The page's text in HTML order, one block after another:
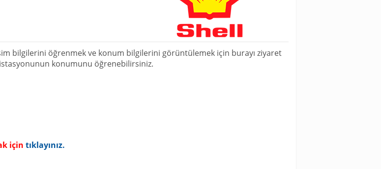
bilgilerini öğrenmek ve konum bilgilerini görüntülemek için burayı ziyaret
istasyonunun konumunu öğrenebilirsiniz.
için tıklayınız.